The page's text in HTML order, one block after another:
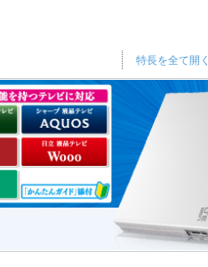
特長を全て開く